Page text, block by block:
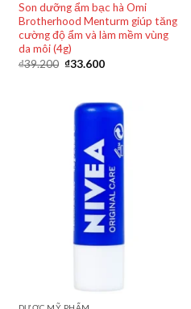
Son dưỡng ẩm bạc hà Omi
Brotherhood Menturm giúp tăng
cường độ ẩm và làm mềm vùng
da môi (4g)
₫39.200 ₫33.600